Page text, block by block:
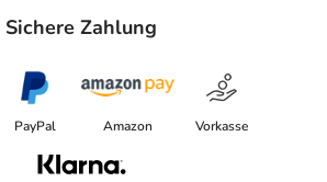
Sichere Zahlung
PayPal Amazon Vorkasse